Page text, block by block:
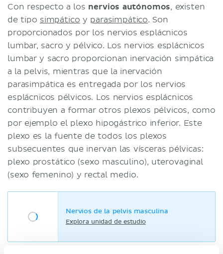
Con respecto a los nervios autónomos, existen
de tipo simpático y parasimpático. Son
proporcionados por los nervios esplácnicos
lumbar, sacro y pélvico. Los nervios esplácnicos
lumbar y sacro proporcionan inervación simpática
a la pelvis, mientras que la inervación
parasimpática es entregada por los nervios
esplácnicos pélvicos. Los nervios esplácnicos
contribuyen a formar otros plexos pélvicos, como
por ejemplo el plexo hipogástrico inferior. Este
plexo es la fuente de todos los plexos
subsecuentes que inervan las vísceras pélvicas:
plexo prostático (sexo masculino), uterovaginal
(sexo femenino) y rectal medio.
Nervios de la pelvis masculina
Explora unidad de estudio